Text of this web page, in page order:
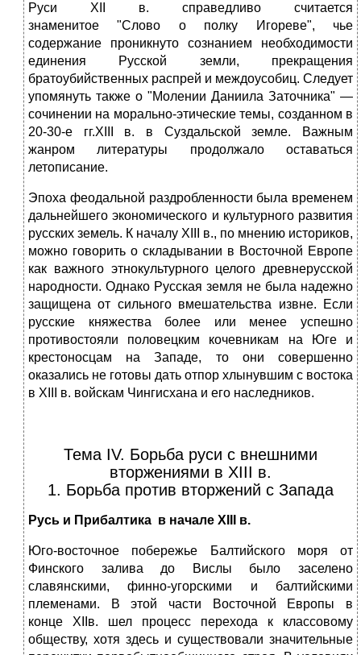
Руси XII в. справедливо считается
знаменитое "Слово о полку Игореве", чье
содержание проникнуто сознанием необходимости
единения Русской земли, прекращения
братоубийственных распрей и междоусобиц. Следует
упомянуть также о "Молении Даниила Заточника" —
сочинении на морально-этические темы, созданном в
20-30-е гг.XIII в. в Суздальской земле. Важным
жанром литературы продолжало оставаться
летописание.
Эпоха феодальной раздробленности была временем
дальнейшего экономического и культурного развития
русских земель. К началу XIII в., по мнению историков,
можно говорить о складывании в Восточной Европе
как важного этнокультурного целого древнерусской
народности. Однако Русская земля не была надежно
защищена от сильного вмешательства извне. Если
русские княжества более или менее успешно
противостояли половецким кочевникам на Юге и
крестоносцам на Западе, то они совершенно
оказались не готовы дать отпор хлынувшим с востока
в XIII в. войскам Чингисхана и его наследников.
Тема IV. Борьба руси с внешними
вторжениями в XIII в.
1. Борьба против вторжений с Запада
Русь и Прибалтика в начале XIII в.
Юго-восточное побережье Балтийского моря от
Финского залива до Вислы было заселено
славянскими, финно-угорскими и балтийскими
племенами. В этой части Восточной Европы в
конце XIIв. шел процесс перехода к классовому
обществу, хотя здесь и существовали значительные